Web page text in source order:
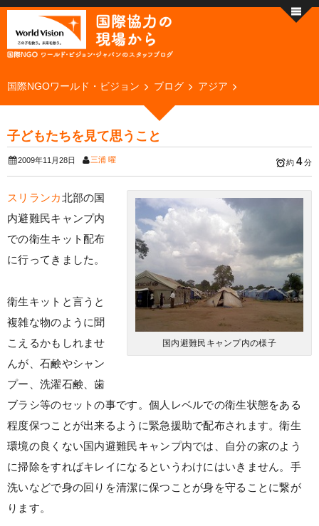
国際NGOワールド・ビジョン ブログ アジア
子どもたちを見て思うこと
2009年11月28日 三浦 曜 約 4分
国内避難民キャンプ内の様子
スリランカ北部の国
内避難民キャンプ内
での衛生キット配布
に行ってきました。
衛生キットと言うと
複雑な物のように聞
こえるかもしれませ
んが、石鹸やシャン
プー、洗濯石鹸、歯
ブラシ等のセットの事です。個人レベルでの衛生状態をある
程度保つことが出来るように緊急援助で配布されます。衛生
環境の良くない国内避難民キャンプ内では、自分の家のよう
に掃除をすればキレイになるというわけにはいきません。手
洗いなどで身の回りを清潔に保つことが身を守ることに繋が
ります。